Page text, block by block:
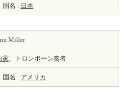
国名 : 日本
Miller
家、トロンボーン奏者
国名 : アメリカ